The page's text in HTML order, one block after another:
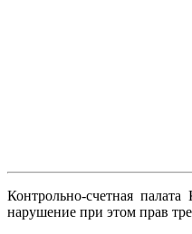
Контрольно-счетная
нарушение при этом прав